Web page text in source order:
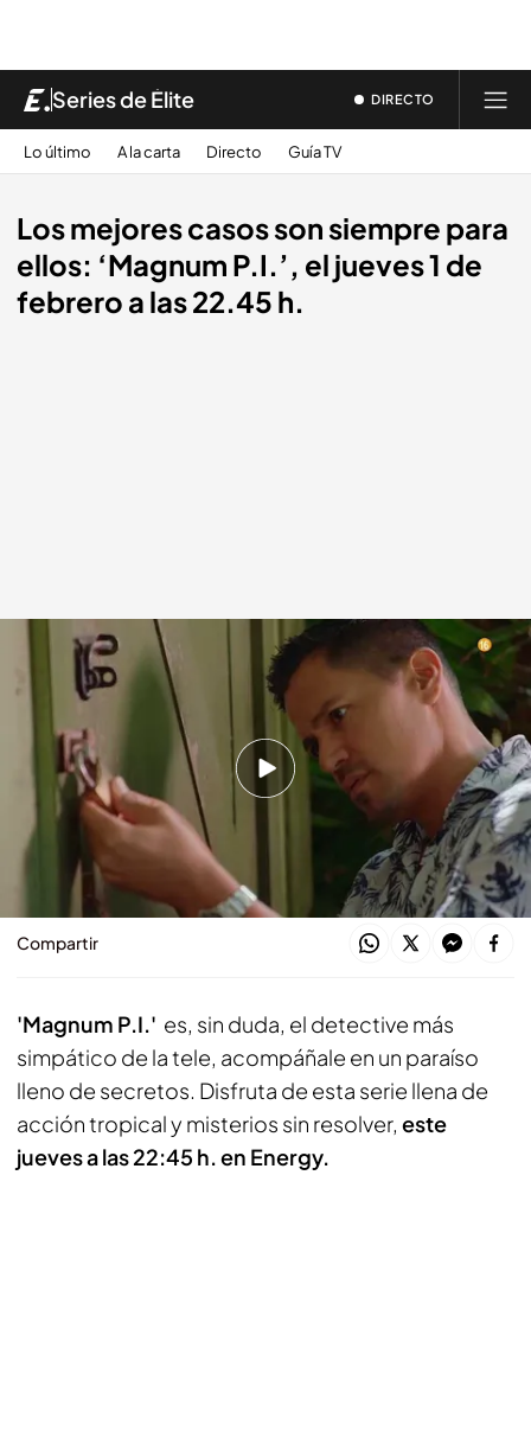
Series de Élite DIRECTO
Lo último A la carta Directo Guía TV
Los mejores casos son siempre para
ellos: ‘Magnum P.I.’, el jueves 1 de
febrero a las 22.45 h.
'Magnum P.I.'
energy.es
Relanzamiento de la mítica serie de los 80
Energy, el Canal Nº1 de las series
internacionales
Compartir
'Magnum P.I.' es, sin duda, el detective más
simpático de la tele, acompáñale en un paraíso
lleno de secretos. Disfruta de esta serie llena de
acción tropical y misterios sin resolver, este
jueves a las 22:45 h. en Energy.